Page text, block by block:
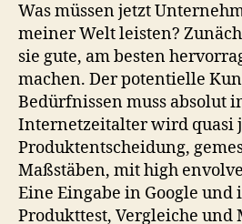
Was müssen jetzt
meiner Welt leisten?
sie gute, am besten
machen. Der potentielle
Bedürfnissen muss absolut
Internetzeitalter wird quasi
Produktentscheidung,
Maßstäben, mit high
Eine Eingabe in Google und
Produkttest, Vergleiche und